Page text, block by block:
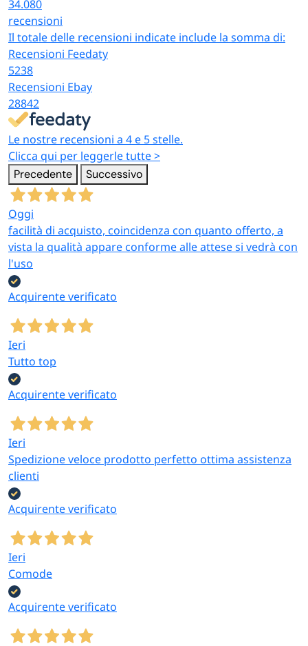
34.080
recensioni
Il totale delle recensioni indicate include la somma di:
Recensioni Feedaty
5238
Recensioni Ebay
28842
Le nostre recensioni a 4 e 5 stelle.
Clicca qui per leggerle tutte >
Precedente Successivo
Oggi
facilità di acquisto, coincidenza con quanto offerto, a
vista la qualità appare conforme alle attese si vedrà con
l'uso
Acquirente verificato
Ieri
Tutto top
Acquirente verificato
Ieri
Spedizione veloce prodotto perfetto ottima assistenza
clienti
Acquirente verificato
Ieri
Comode
Acquirente verificato